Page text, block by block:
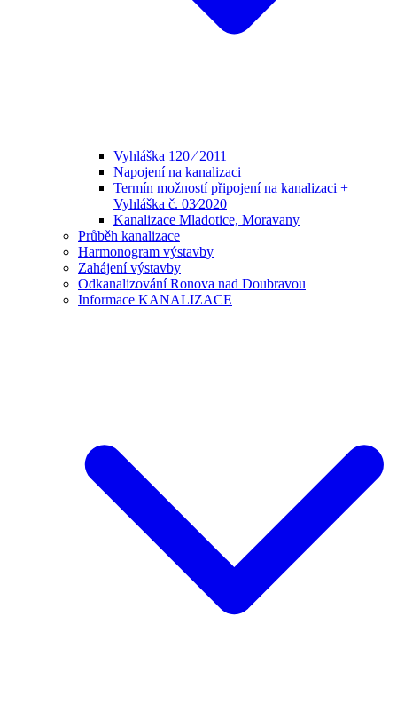
Vyhláška 120 ⁄ 2011
Napojení na kanalizaci
Termín možností připojení na kanalizaci +
Vyhláška č. 03⁄2020
Kanalizace Mladotice, Moravany
Průběh kanalizace
Harmonogram výstavby
Zahájení výstavby
Odkanalizování Ronova nad Doubravou
Informace KANALIZACE